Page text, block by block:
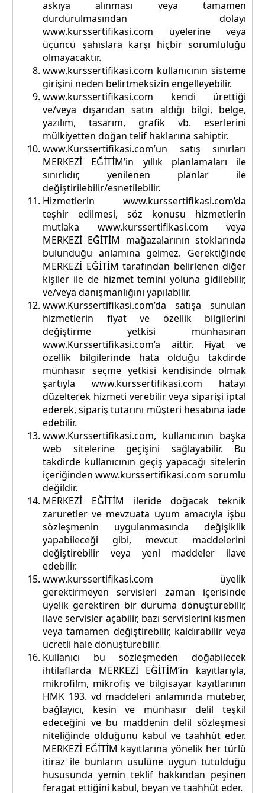
askıya alınması veya tamamen
durdurulmasından dolayı
www.kurssertifikasi.com üyelerine veya
üçüncü şahıslara karşı hiçbir sorumluluğu
olmayacaktır.
www.kurssertifikasi.com kullanıcının sisteme
girişini neden belirtmeksizin engelleyebilir.
www.kurssertifikasi.com kendi ürettiği
ve/veya dışarıdan satın aldığı bilgi, belge,
yazılım, tasarım, grafik vb. eserlerini
mülkiyetten doğan telif haklarına sahiptir.
www.Kurssertifikasi.com’un satış sınırları
MERKEZİ EĞİTİM’in yıllık planlamaları ile
sınırlıdır, yenilenen planlar ile
değiştirilebilir/esnetilebilir.
Hizmetlerin www.kurssertifikasi.com’da
teşhir edilmesi, söz konusu hizmetlerin
mutlaka www.kurssertifikasi.com veya
MERKEZİ EĞİTİM mağazalarının stoklarında
bulunduğu anlamına gelmez. Gerektiğinde
MERKEZİ EĞİTİM tarafından belirlenen diğer
kişiler ile de hizmet temini yoluna gidilebilir,
ve/veya danışmanlığını yapılabilir.
www.Kurssertifikasi.com’da satışa sunulan
hizmetlerin fiyat ve özellik bilgilerini
değiştirme yetkisi münhasıran
www.Kurssertifikasi.com’a aittir. Fiyat ve
özellik bilgilerinde hata olduğu takdirde
münhasır seçme yetkisi kendisinde olmak
şartıyla www.kurssertifikasi.com hatayı
düzelterek hizmeti verebilir veya siparişi iptal
ederek, sipariş tutarını müşteri hesabına iade
edebilir.
www.Kurssertifikasi.com, kullanıcının başka
web sitelerine geçişini sağlayabilir. Bu
takdirde kullanıcının geçiş yapacağı sitelerin
içeriğinden www.kurssertifikasi.com sorumlu
değildir.
MERKEZİ EĞİTİM ileride doğacak teknik
zaruretler ve mevzuata uyum amacıyla işbu
sözleşmenin uygulanmasında değişiklik
yapabileceği gibi, mevcut maddelerini
değiştirebilir veya yeni maddeler ilave
edebilir.
www.kurssertifikasi.com üyelik
gerektirmeyen servisleri zaman içerisinde
üyelik gerektiren bir duruma dönüştürebilir,
ilave servisler açabilir, bazı servislerini kısmen
veya tamamen değiştirebilir, kaldırabilir veya
ücretli hale dönüştürebilir.
Kullanıcı bu sözleşmeden doğabilecek
ihtilaflarda MERKEZİ EĞİTİM’in kayıtlarıyla,
mikrofilm, mikrofiş ve bilgisayar kayıtlarının
HMK 193. vd maddeleri anlamında muteber,
bağlayıcı, kesin ve münhasır delil teşkil
edeceğini ve bu maddenin delil sözleşmesi
niteliğinde olduğunu kabul ve taahhüt eder.
MERKEZİ EĞİTİM kayıtlarına yönelik her türlü
itiraz ile bunların usulüne uygun tutulduğu
hususunda yemin teklif hakkından peşinen
feragat ettiğini kabul, beyan ve taahhüt eder.